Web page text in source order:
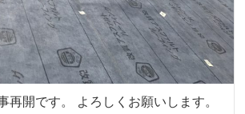
再開です。 よろしくお願いします。